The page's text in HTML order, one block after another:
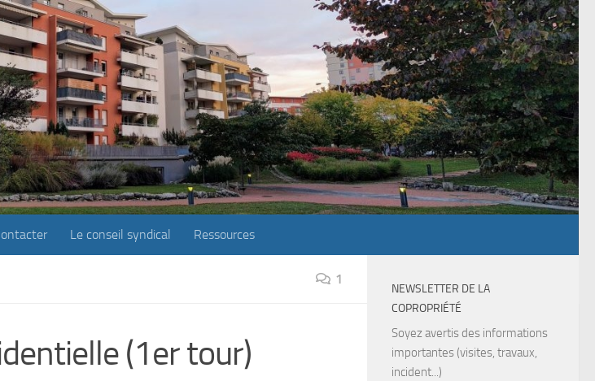
Le conseil syndical Ressources
1
(1er tour)
NEWSLETTER DE LA
COPROPRIÉTÉ
Soyez avertis des informations
importantes (visites, travaux,
incident...)